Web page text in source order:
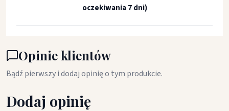
oczekiwania 7 dni)
Opinie klientów
Bądź pierwszy i dodaj opinię o tym produkcie.
Dodaj opinię